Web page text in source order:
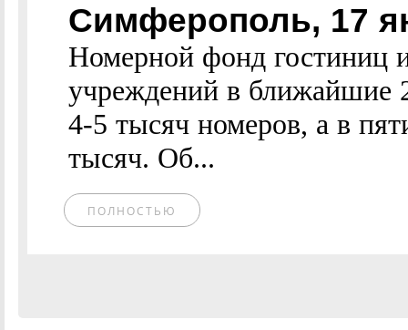
Симферополь, 17
Номерной фонд гостиниц
учреждений в ближайшие
4-5 тысяч номеров, а в
тысяч. Об...
ПОЛНОСТЬЮ